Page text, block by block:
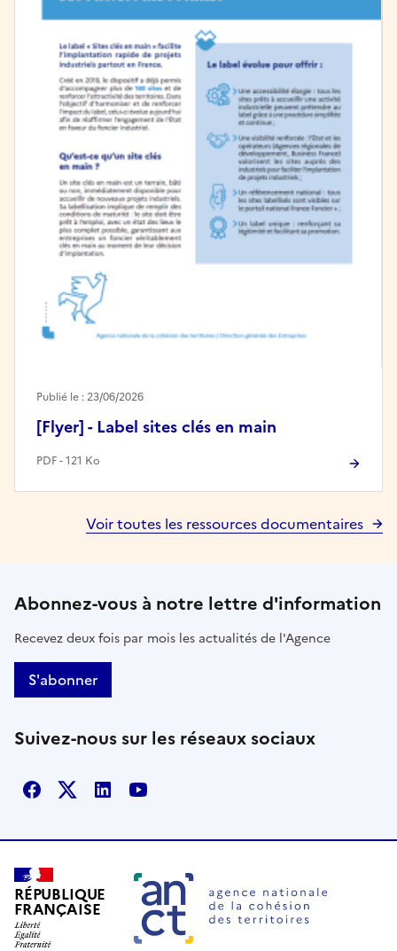
[Flyer] - Label sites clés en main
Publié le : 23/06/2026
PDF - 121 Ko
Voir toutes les ressources documentaires
Abonnez-vous à notre lettre d'information
Recevez deux fois par mois les actualités de l'Agence
S'abonner
Suivez-nous sur les réseaux sociaux
Facebook
X LinkedinYoutube
RÉPUBLIQUE
FRANÇAISE